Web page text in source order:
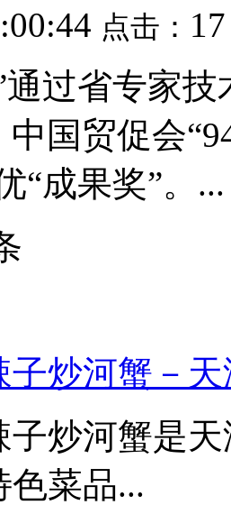
点击： 17
通过省专家
中国贸促会
“成果奖”。...
子炒河蟹－天
子炒河蟹是
色菜品...